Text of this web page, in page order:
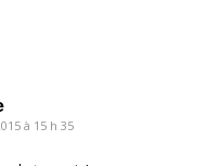
à 15 h 35